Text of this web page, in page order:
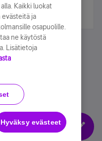
statement
Kaikki luokat
evästeitä ja
osapuolille.
ne käytöstä
Lisätietoja
Hyväksy evästeet